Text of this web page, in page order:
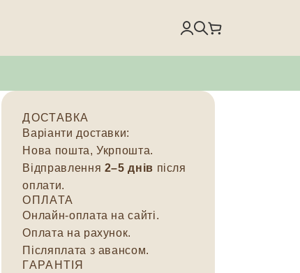
ДОСТАВКА
Варіанти доставки:
Нова пошта, Укрпошта.
Відправлення 2–5 днів після
оплати.
ОПЛАТА
Онлайн-оплата на сайті.
Оплата на рахунок.
Післяплата з авансом.
ГАРАНТІЯ